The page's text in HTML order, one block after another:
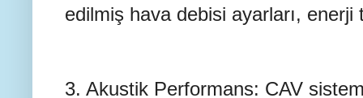
edilmiş hava debisi ayarları,
3. Akustik Performans: CAV